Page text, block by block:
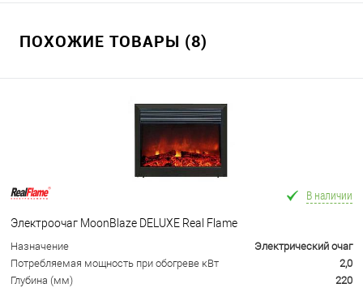
ПОХОЖИЕ ТОВАРЫ (8)
В наличии
Электроочаг MoonBlaze DELUXE Real Flame
Назначение
Электрический очаг
Потребляемая мощность при обогреве кВт
2,0
Глубина (мм)
220